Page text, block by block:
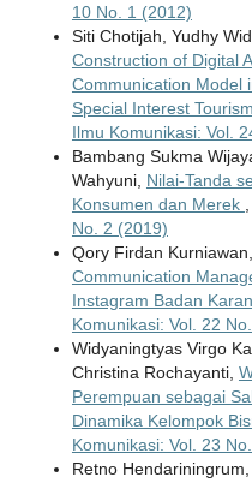
10 No. 1 (2012)
Siti Chotijah, Yudhy
Construction of Digital
Communication Model
Special Interest
Ilmu Komunikasi: Vol.
Bambang Sukma
Wahyuni, Nilai-Tanda
Konsumen dan Merek
No. 2 (2019)
Qory Firdan
Communication
Instagram Badan
Komunikasi: Vol. 22
Widyaningtyas Virgo
Christina Rochayanti,
Perempuan sebagai
Dinamika Kelompok
Komunikasi: Vol. 23
Retno